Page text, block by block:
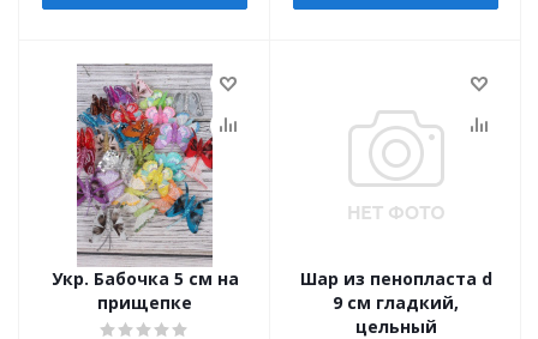
Укр. Бабочка 5 см на
прищепке
Шар из пенопласта d
9 см гладкий,
цельный